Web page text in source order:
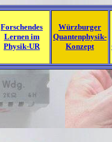
Forschendes
Lernen im
Physik-UR
Würzburger
Quantenphysik-
Konzept